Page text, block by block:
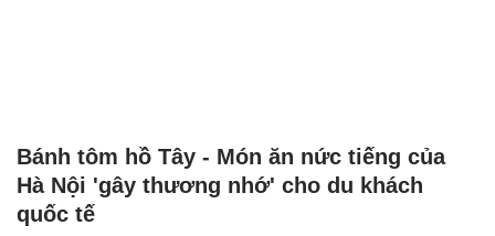
Bánh tôm hồ Tây - Món ăn nức tiếng của
Hà Nội 'gây thương nhớ' cho du khách
quốc tế